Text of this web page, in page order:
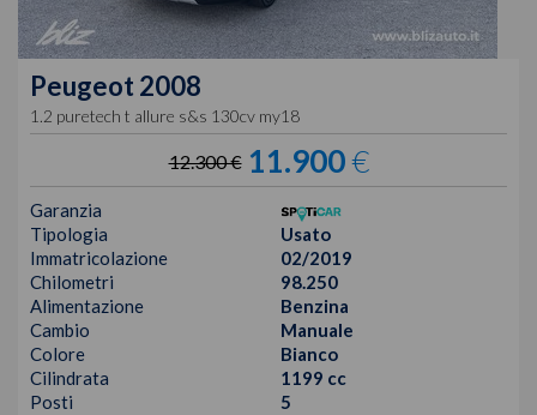
Peugeot 2008
1.2 puretech t allure s&s 130cv my18
12.300 € 11.900€
Garanzia
Tipologia
Usato
Immatricolazione
02/2019
Chilometri
98.250
Alimentazione
Benzina
Cambio
Manuale
Colore
Bianco
Cilindrata
1199 cc
Posti
5